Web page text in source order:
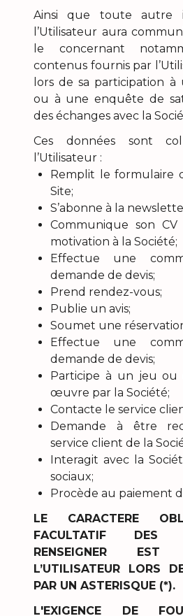
Ainsi que toute autre
l’Utilisateur aura
le concernant
contenus fournis par
lors de sa participation
ou à une enquête de
des échanges avec la
Ces données sont
l’Utilisateur :
Remplit le formulaire
Site;
S’abonne à la
Communique son
motivation à la Société;
Effectue une
demande de devis;
Prend rendez-vous;
Publie un avis;
Soumet une
Effectue une
demande de devis;
Participe à un jeu ou
œuvre par la Société;
Contacte le service
Demande à être
service client de la
Interagit avec la
sociaux;
Procède au paiement
LE CARACTERE
FACULTATIF DES
RENSEIGNER
L’UTILISATEUR LORS
PAR UN ASTERISQUE (*).
L'EXIGENCE DE